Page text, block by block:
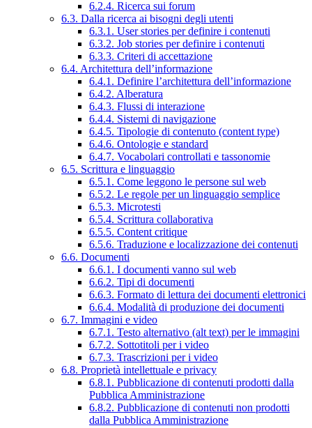
6.2.4. Ricerca sui forum
6.3. Dalla ricerca ai bisogni degli utenti
6.3.1. User stories per definire i contenuti
6.3.2. Job stories per definire i contenuti
6.3.3. Criteri di accettazione
6.4. Architettura dell’informazione
6.4.1. Definire l’architettura dell’informazione
6.4.2. Alberatura
6.4.3. Flussi di interazione
6.4.4. Sistemi di navigazione
6.4.5. Tipologie di contenuto (content type)
6.4.6. Ontologie e standard
6.4.7. Vocabolari controllati e tassonomie
6.5. Scrittura e linguaggio
6.5.1. Come leggono le persone sul web
6.5.2. Le regole per un linguaggio semplice
6.5.3. Microtesti
6.5.4. Scrittura collaborativa
6.5.5. Content critique
6.5.6. Traduzione e localizzazione dei contenuti
6.6. Documenti
6.6.1. I documenti vanno sul web
6.6.2. Tipi di documenti
6.6.3. Formato di lettura dei documenti elettronici
6.6.4. Modalità di produzione dei documenti
6.7. Immagini e video
6.7.1. Testo alternativo (alt text) per le immagini
6.7.2. Sottotitoli per i video
6.7.3. Trascrizioni per i video
6.8. Proprietà intellettuale e privacy
6.8.1. Pubblicazione di contenuti prodotti dalla
Pubblica Amministrazione
6.8.2. Pubblicazione di contenuti non prodotti
dalla Pubblica Amministrazione